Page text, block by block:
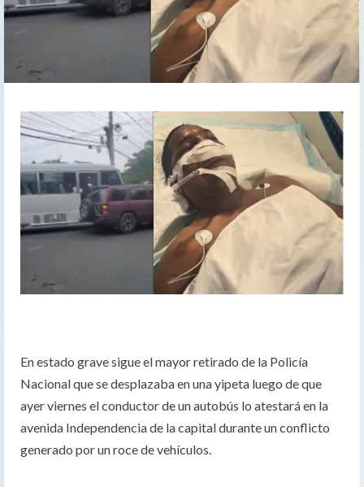
En estado grave sigue el mayor retirado de la Policía
Nacional que se desplazaba en una yipeta luego de que
ayer viernes el conductor de un autobús lo atestará en la
avenida Independencia de la capital durante un conflicto
generado por un roce de vehículos.